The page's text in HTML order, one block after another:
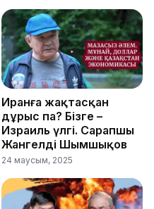
Иранға жақтасқан
дұрыс па? Бізге –
Израиль үлгі. Сарапшы
Жангелді Шымшықов
24 маусым, 2025